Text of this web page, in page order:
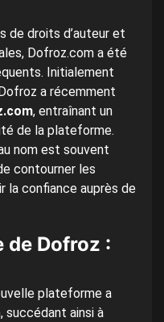
de droits d’auteur et
Dofroz.com a été
Initialement
a récemment
, entraînant un
de la plateforme.
nom est souvent
contourner les
la confiance auprès de
de Dofroz :
plateforme a
succédant ainsi à